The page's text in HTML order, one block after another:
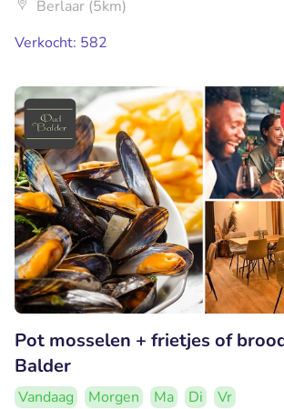
Berlaar (5km)
Verkocht: 582
Pot mosselen + frietjes of
Balder
Vandaag Morgen Ma Di
Vr